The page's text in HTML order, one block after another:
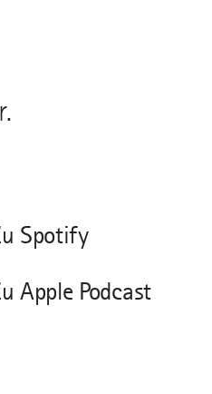
Spotify
Apple Podcast